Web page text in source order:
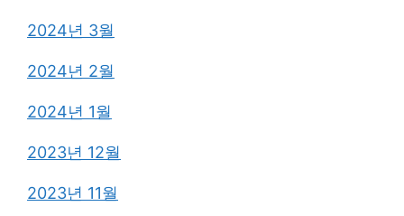
2024년 3월
2024년 2월
2024년 1월
2023년 12월
2023년 11월